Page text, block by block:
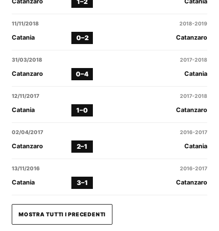
11/11/2018
Catania 0–2 Catanzaro
2018-2019
31/03/2018
Catanzaro 0–4 Catania
2017-2018
12/11/2017
Catania 1–0 Catanzaro
2017-2018
02/04/2017
Catanzaro 2–1 Catania
2016-2017
13/11/2016
Catania 3–1 Catanzaro
2016-2017
MOSTRA TUTTI I PRECEDENTI